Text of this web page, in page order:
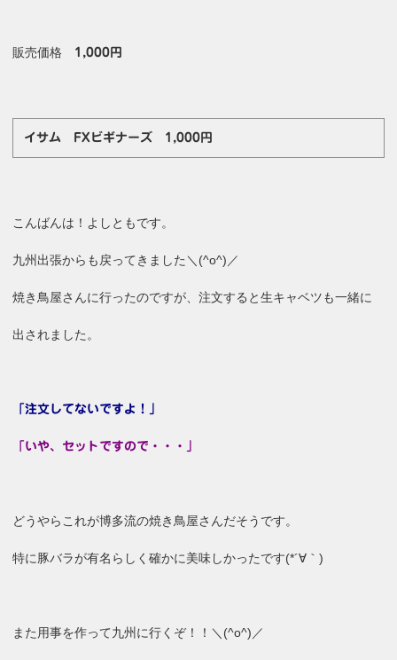
販売価格 1,000円
イサム FXビギナーズ 1,000円
こんばんは！よしともです。
九州出張からも戻ってきました＼(^o^)／
焼き鳥屋さんに行ったのですが、注文すると生キャベツも一緒に
出されました。
「注文してないですよ！」
「いや、セットですので・・・」
どうやらこれが博多流の焼き鳥屋さんだそうです。
特に豚バラが有名らしく確かに美味しかったです(*´∀｀)
また用事を作って九州に行くぞ！！＼(^o^)／